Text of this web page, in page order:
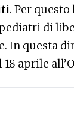
. Per
di
In questa
aprile